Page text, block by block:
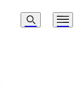
Navigasjon
Søk Meny